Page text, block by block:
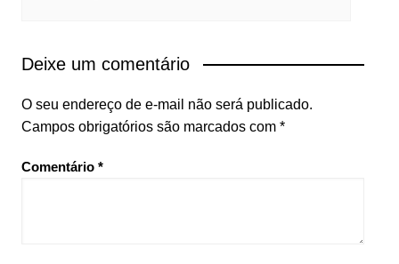
Deixe um comentário
O seu endereço de e-mail não será publicado.
Campos obrigatórios são marcados com *
Comentário *